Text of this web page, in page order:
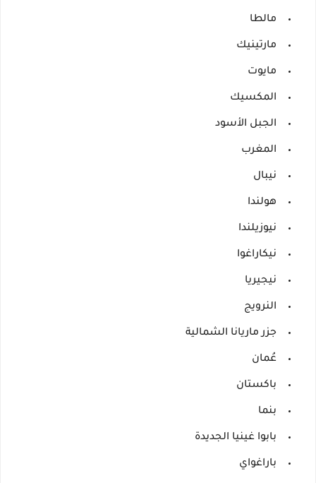
مالطا
مارتينيك
مايوت
المكسيك
الجبل الأسود
المغرب
نيبال
هولندا
نيوزيلندا
نيكاراغوا
نيجيريا
النرويج
جزر ماريانا الشمالية
عُمان
باكستان
بنما
بابوا غينيا الجديدة
باراغواي